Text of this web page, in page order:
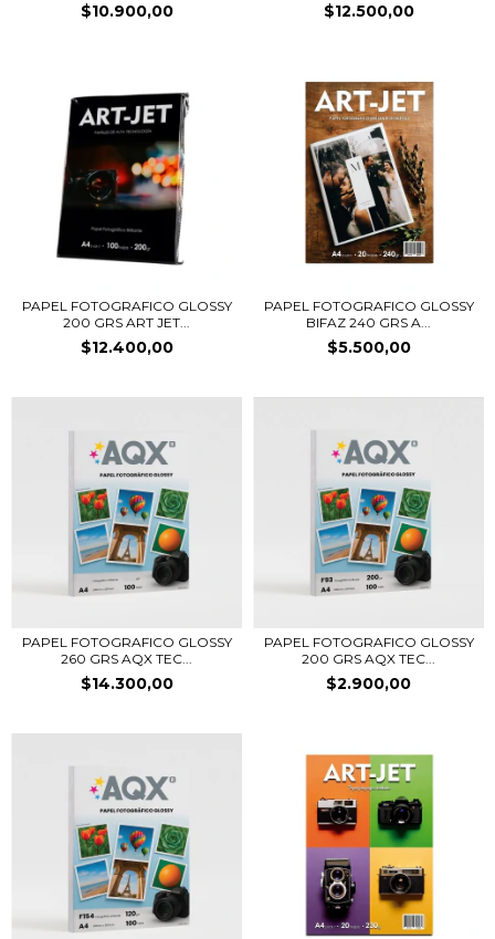
$10.900,00 $12.500,00
PAPEL FOTOGRAFICO GLOSSY
200 GRS ART JET...
$12.400,00
PAPEL FOTOGRAFICO GLOSSY
BIFAZ 240 GRS A...
$5.500,00
PAPEL FOTOGRAFICO GLOSSY
260 GRS AQX TEC...
$14.300,00
PAPEL FOTOGRAFICO GLOSSY
200 GRS AQX TEC...
$2.900,00